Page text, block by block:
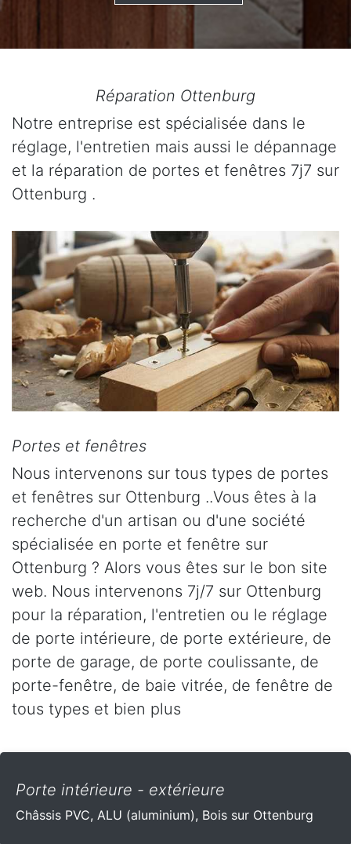
Réparation Ottenburg
Notre entreprise est spécialisée dans le
réglage, l'entretien mais aussi le dépannage
et la réparation de portes et fenêtres 7j7 sur
Ottenburg .
Portes et fenêtres
Nous intervenons sur tous types de portes
et fenêtres sur Ottenburg ..Vous êtes à la
recherche d'un artisan ou d'une société
spécialisée en porte et fenêtre sur
Ottenburg ? Alors vous êtes sur le bon site
web. Nous intervenons 7j/7 sur Ottenburg
pour la réparation, l'entretien ou le réglage
de porte intérieure, de porte extérieure, de
porte de garage, de porte coulissante, de
porte-fenêtre, de baie vitrée, de fenêtre de
tous types et bien plus
Porte intérieure - extérieure
Châssis PVC, ALU (aluminium), Bois sur Ottenburg